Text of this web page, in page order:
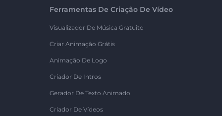
Ferramentas De Criação De Vídeo
Visualizador De Música Gratuito
Criar Animação Grátis
Animação De Logo
Criador De Intros
Gerador De Texto Animado
Criador De Vídeos